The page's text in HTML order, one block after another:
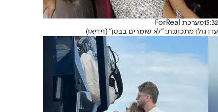
13:32מערכת ForReal
עדן גולן מתכוננת: "לא שומרים בבטן" (וידיאו)